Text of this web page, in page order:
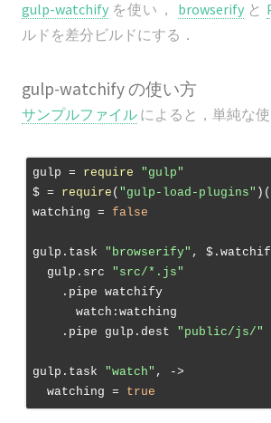
gulp-watchify を使い， browserifyと
ルドを差分ビルドにする．
gulp-watchify の使い方
サンプルファイル によると，単純な使
gulp = require
"gulp"
$ = require ( "gulp-load-plugins"
watching = false
gulp.task "browserify" ,
  gulp.src
"src/*.js"
    .pipe watchify
      watch:watching
    .pipe gulp.dest
"public/js/"
gulp.task "watch" ,
->
  watching =
true